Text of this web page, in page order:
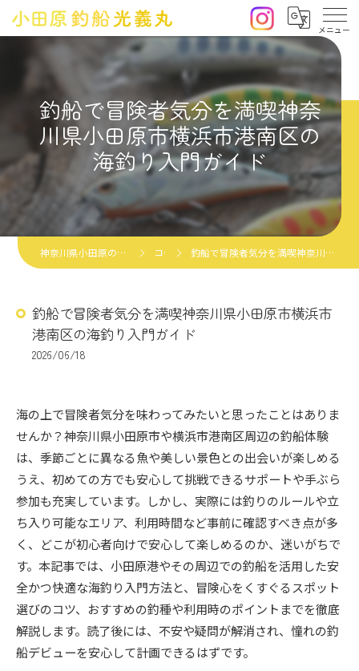
釣船で冒険者気分を満喫神奈
川県小田原市横浜市港南区の
海釣り入門ガイド
神奈川県小田原の釣船なら小田原釣船光義丸 コラム 釣船で冒険者気分を満喫神奈川県小田原市横浜市港南区の海釣り入門ガイド
釣船で冒険者気分を満喫神奈川県小田原市横浜市
港南区の海釣り入門ガイド
2026/06/18
海の上で冒険者気分を味わってみたいと思ったことはありま
せんか？神奈川県小田原市や横浜市港南区周辺の釣船体験
は、季節ごとに異なる魚や美しい景色との出会いが楽しめる
うえ、初めての方でも安心して挑戦できるサポートや手ぶら
参加も充実しています。しかし、実際には釣りのルールや立
ち入り可能なエリア、利用時間など事前に確認すべき点が多
く、どこが初心者向けで安心して楽しめるのか、迷いがちで
す。本記事では、小田原港やその周辺での釣船を活用した安
全かつ快適な海釣り入門方法と、冒険心をくすぐるスポット
選びのコツ、おすすめの釣種や利用時のポイントまでを徹底
解説します。読了後には、不安や疑問が解消され、憧れの釣
船デビューを安心して計画できるはずです。